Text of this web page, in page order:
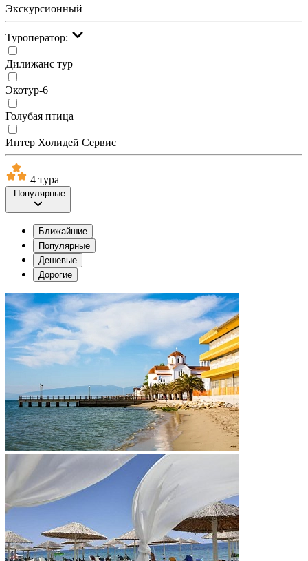
Экскурсионный
Туроператор:
Дилижанс тур
Экотур-6
Голубая птица
Интер Холидей Сервис
4 тура
Популярные
Ближайшие
Популярные
Дешевые
Дорогие